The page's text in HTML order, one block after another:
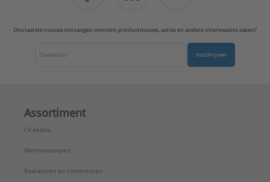
Type:
A1569-2NAAT
Serie:
AS range
Ons laatste nieuws ontvangen omtrent productnieuws, acties en andere interessante zaken?
Inschrijven
Assortiment
CV-ketels
Warmtepompen
Radiatoren en convectoren